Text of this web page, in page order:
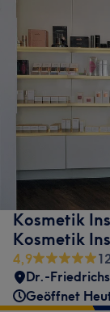
Kosmetik
Kosmetik
4,9
Dr.-
Geöffnet